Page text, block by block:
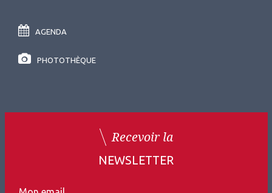
AGENDA
PHOTOTHÈQUE
Recevoir la
NEWSLETTER